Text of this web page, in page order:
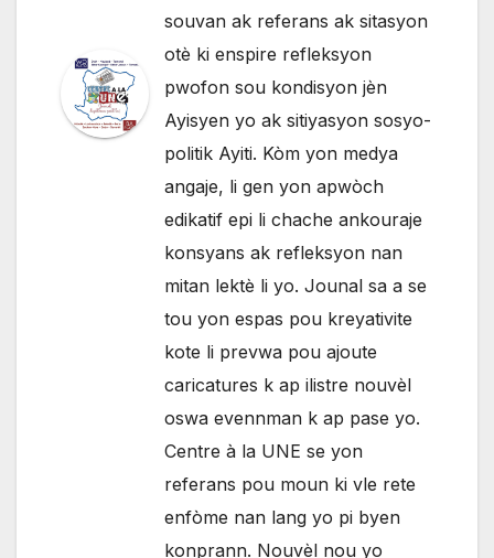
souvan ak referans ak sitasyon
otè ki enspire refleksyon
pwofon sou kondisyon jèn
Ayisyen yo ak sitiyasyon sosyo-
politik Ayiti. Kòm yon medya
angaje, li gen yon apwòch
edikatif epi li chache ankouraje
konsyans ak refleksyon nan
mitan lektè li yo. Jounal sa a se
tou yon espas pou kreyativite
kote li prevwa pou ajoute
caricatures k ap ilistre nouvèl
oswa evennman k ap pase yo.
Centre à la UNE se yon
referans pou moun ki vle rete
enfòme nan lang yo pi byen
konprann. Nouvèl nou yo